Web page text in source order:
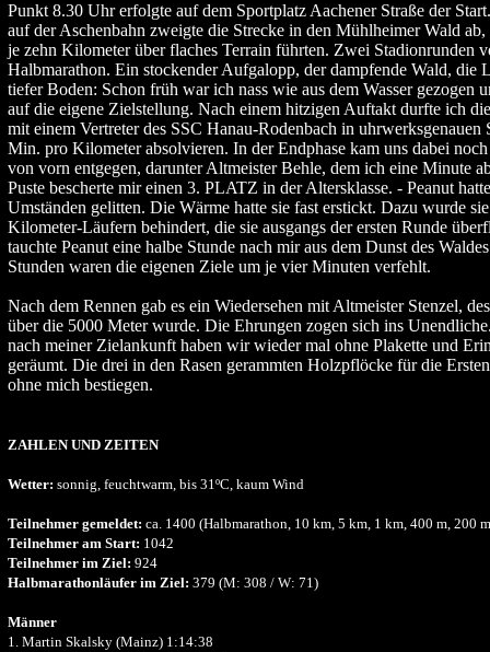
Punkt 8.30 Uhr erfolgte auf dem Sportplatz Aachener Straße der
auf der Aschenbahn zweigte die Strecke in den Mühlheimer Wald
je zehn Kilometer über flaches Terrain führten. Zwei Stadionrunden
Halbmarathon. Ein stockender Aufgalopp, der dampfende Wald, die
tiefer Boden: Schon früh war ich nass wie aus dem Wasser gezogen
auf die eigene Zielstellung. Nach einem hitzigen Auftakt durfte ich
mit einem Vertreter des SSC Hanau-Rodenbach in uhrwerksgenauen
Min. pro Kilometer absolvieren. In der Endphase kam uns dabei
von vorn entgegen, darunter Altmeister Behle, dem ich eine Minute
Puste bescherte mir einen 3. PLATZ in der Altersklasse. - Peanut
Umständen gelitten. Die Wärme hatte sie fast erstickt. Dazu wurde
Kilometer-Läufern behindert, die sie ausgangs der ersten Runde
tauchte Peanut eine halbe Stunde nach mir aus dem Dunst des
Stunden waren die eigenen Ziele um je vier Minuten verfehlt.
Nach dem Rennen gab es ein Wiedersehen mit Altmeister Stenzel,
über die 5000 Meter wurde. Die Ehrungen zogen sich ins
nach meiner Zielankunft haben wir wieder mal ohne Plakette und
geräumt. Die drei in den Rasen gerammten Holzpflöcke für die
ohne mich bestiegen.
ZAHLEN UND ZEITEN
Wetter: sonnig, feuchtwarm, bis 31ºC, kaum Wind
Teilnehmer gemeldet: ca. 1400 (Halbmarathon, 10 km, 5 km, 1 km, 400 m, 200
Teilnehmer am Start: 1042
Teilnehmer im Ziel: 924
Halbmarathonläufer im Ziel: 379 (M: 308 / W: 71)
Männer
1. Martin Skalsky (Mainz) 1:14:38